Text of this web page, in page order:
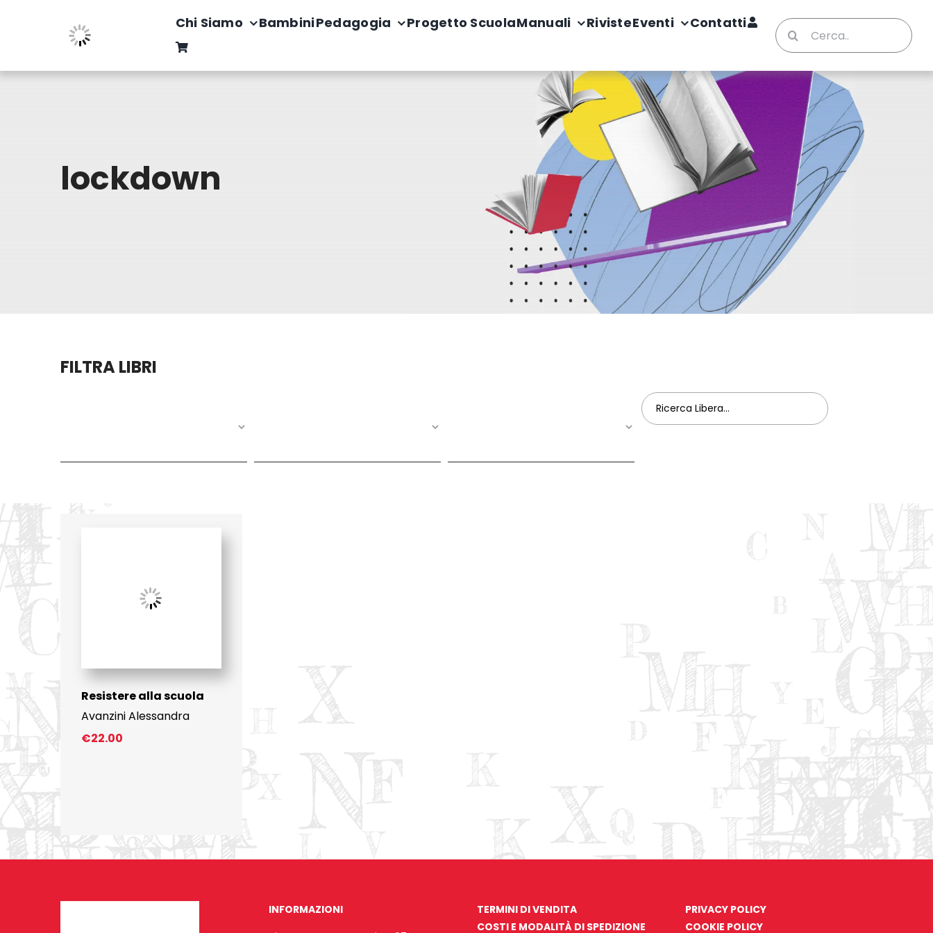
Chi Siamo BambiniPedagogia Progetto ScuolaManuali RivisteEventi Contatti
Cerca
per:
lockdown
FILTRA LIBRI
Resistere alla scuola
Avanzini Alessandra
€22.00
INFORMAZIONI
TERMINI DI VENDITA
COSTI E MODALITÀ DI SPEDIZIONE
PRIVACY POLICY
COOKIE POLICY